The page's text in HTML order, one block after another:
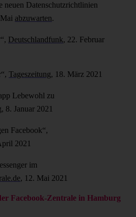
Datenschutzrichtlinien
abzuwarten.
Deutschlandfunk, 22. Februar
Tageszeitung, 18. März 2021
Lebewohl zu
, 8. Januar 2021
Facebook“,
2021
im
, 12. Mai 2021
Facebook-Zentrale in Hamburg